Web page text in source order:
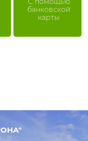
банковской
карты